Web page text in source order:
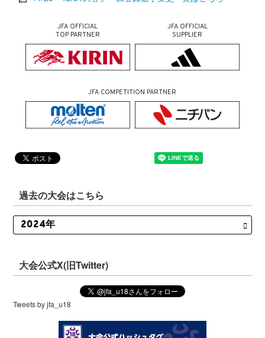
JFA OFFICIAL
TOP PARTNER
JFA OFFICIAL
SUPPLIER
JFA COMPETITION PARTNER
過去の大会はこちら
大会公式X(旧Twitter)
Tweets by jfa_u18